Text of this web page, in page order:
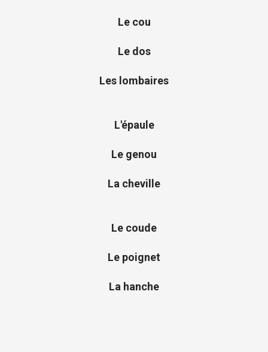
Le cou
Le dos
Les lombaires
L'épaule
Le genou
La cheville
Le coude
Le poignet
La hanche